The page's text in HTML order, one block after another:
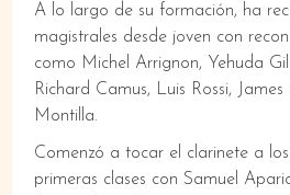
A lo largo de su formación, ha
magistrales desde joven con
como Michel Arrignon, Yehuda
Richard Camus, Luis Rossi,
Montilla.
Comenzó a tocar el clarinete a
primeras clases con Samuel